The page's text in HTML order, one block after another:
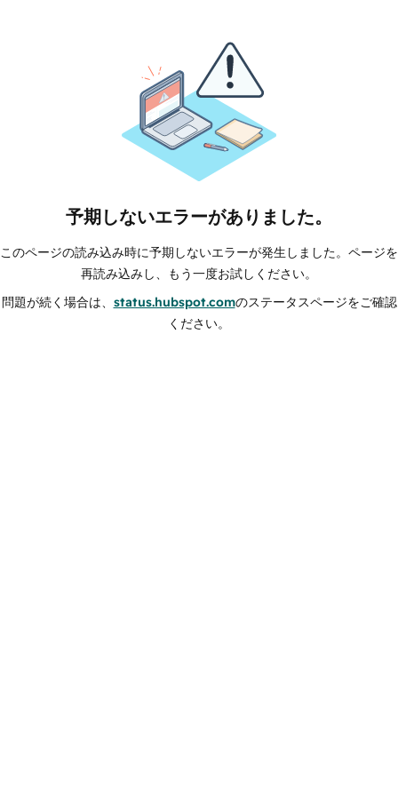
予期しないエラーがありました。
このページの読み込み時に予期しないエラーが発生しました。ページを
再読み込みし、もう一度お試しください。
問題が続く場合は、 status.hubspot.comのステータスページをご確認
ください。